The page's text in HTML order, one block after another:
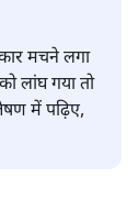
मचने लगा
लांघ गया तो
में पढ़िए,